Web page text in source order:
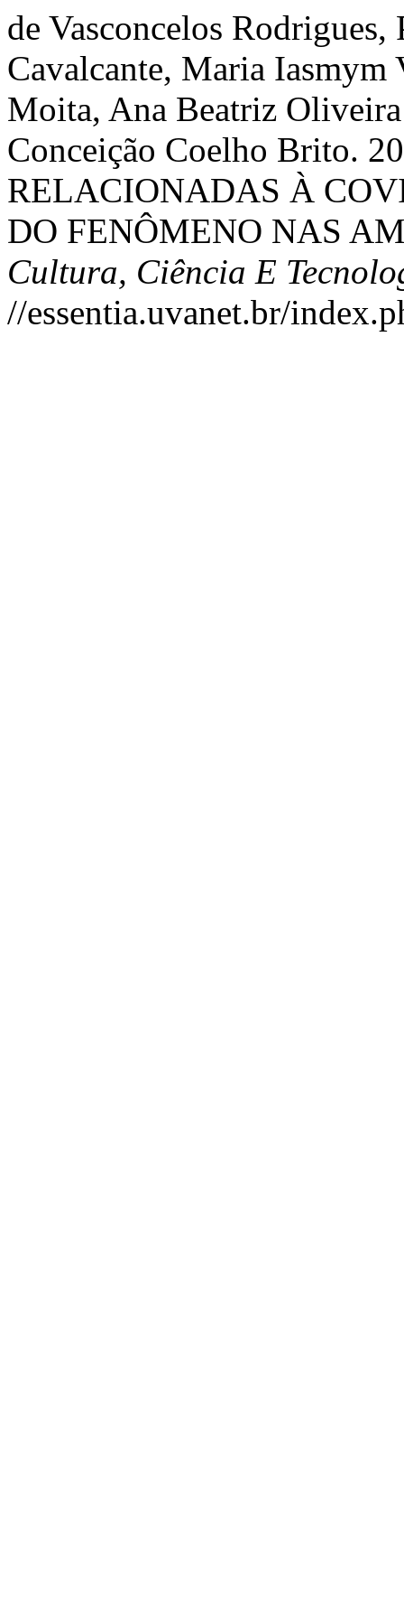
de Vasconcelos
Cavalcante, Maria
Moita, Ana Beatriz
Conceição Coelho Brito.
RELACIONADAS À
DO FENÔMENO NAS
Cultura, Ciência E
//essentia.uvanet.br/